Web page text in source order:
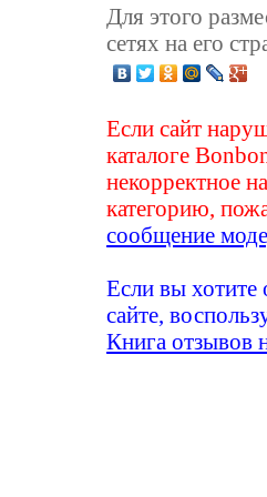
Для этого
сетях на его
Если сайт
каталоге
некорректное
категорию,
сообщение
Если вы хотите
сайте,
Книга отзывов